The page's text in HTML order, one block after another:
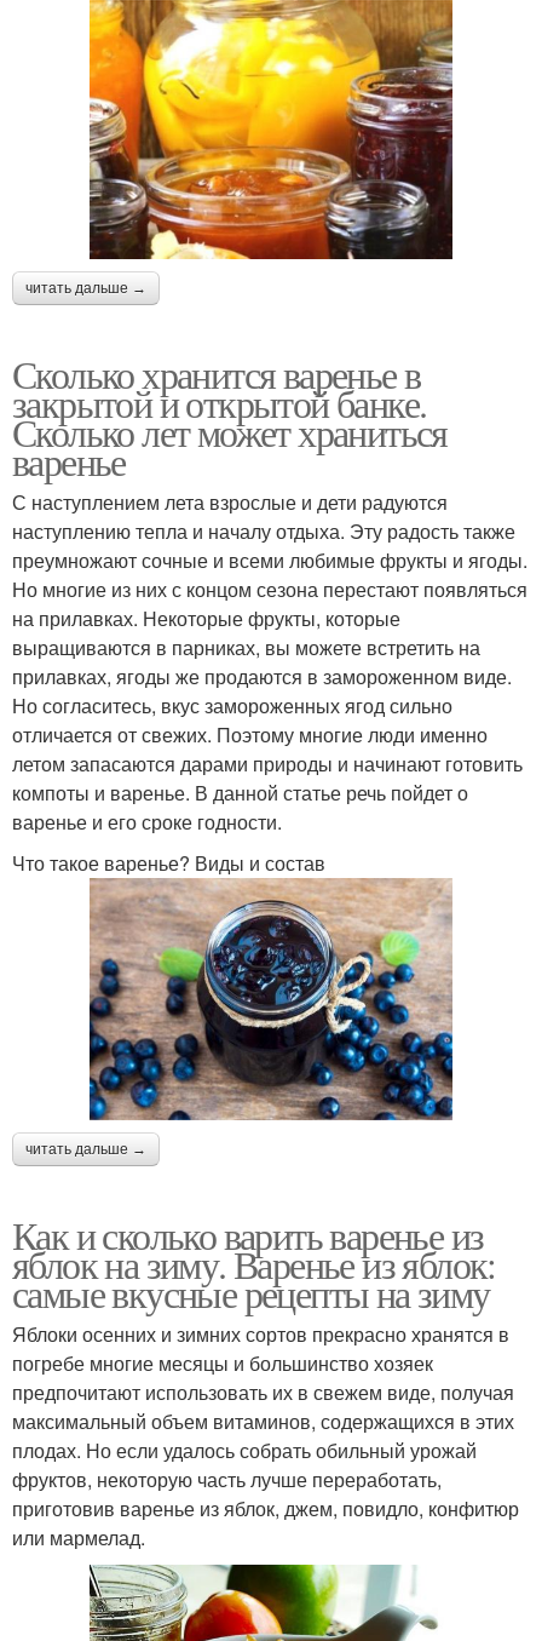
читать дальше →
Сколько хранится варенье в
закрытой и открытой банке.
Сколько лет может храниться
варенье
С наступлением лета взрослые и дети радуются
наступлению тепла и началу отдыха. Эту радость также
преумножают сочные и всеми любимые фрукты и ягоды.
Но многие из них с концом сезона перестают появляться
на прилавках. Некоторые фрукты, которые
выращиваются в парниках, вы можете встретить на
прилавках, ягоды же продаются в замороженном виде.
Но согласитесь, вкус замороженных ягод сильно
отличается от свежих. Поэтому многие люди именно
летом запасаются дарами природы и начинают готовить
компоты и варенье. В данной статье речь пойдет о
варенье и его сроке годности.
Что такое варенье? Виды и состав
читать дальше →
Как и сколько варить варенье из
яблок на зиму. Варенье из яблок:
самые вкусные рецепты на зиму
Яблоки осенних и зимних сортов прекрасно хранятся в
погребе многие месяцы и большинство хозяек
предпочитают использовать их в свежем виде, получая
максимальный объем витаминов, содержащихся в этих
плодах. Но если удалось собрать обильный урожай
фруктов, некоторую часть лучше переработать,
приготовив варенье из яблок, джем, повидло, конфитюр
или мармелад.